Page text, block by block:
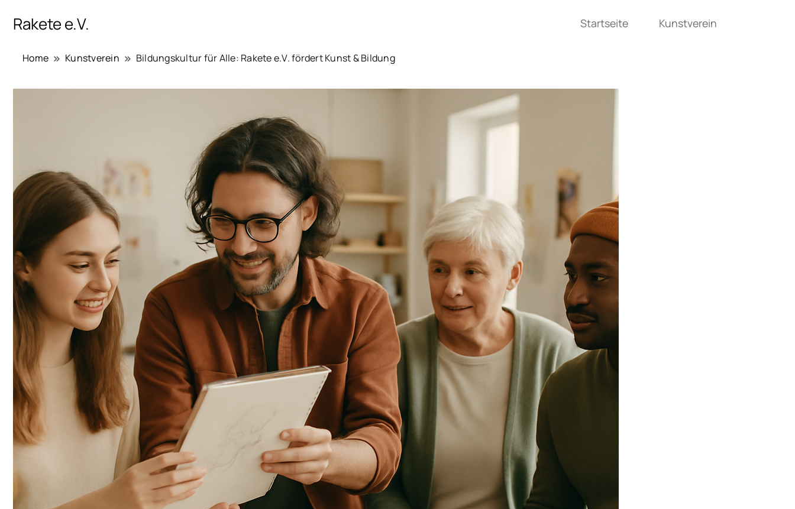
Rakete e.V. Startseite Kunstverein
Home Kunstverein Bildungskultur für Alle: Rakete e.V. fördert Kunst & Bildung